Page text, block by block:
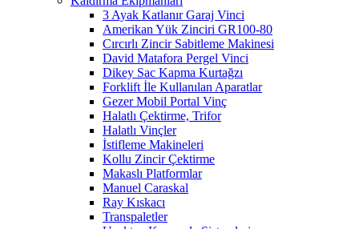
3 Ayak Katlanır Garaj Vinci
Amerikan Yük Zinciri GR100-80
Cırcırlı Zincir Sabitleme Makinesi
David Matafora Pergel Vinci
Dikey Sac Kapma Kurtağzı
Forklift İle Kullanılan Aparatlar
Gezer Mobil Portal Vinç
Halatlı Çektirme, Trifor
Halatlı Vinçler
İstifleme Makineleri
Kollu Zincir Çektirme
Makaslı Platformlar
Manuel Caraskal
Ray Kıskacı
Transpaletler